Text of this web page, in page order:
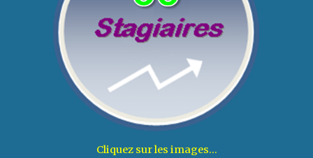
Cliquez sur les images...